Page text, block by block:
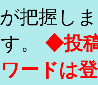
把握し
。 ◆投
ードは